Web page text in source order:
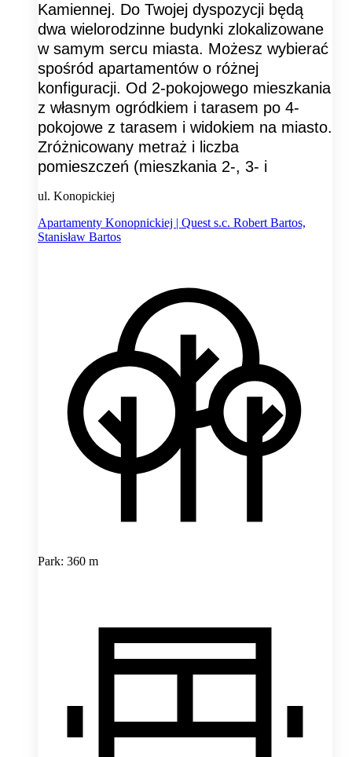
Kamiennej. Do Twojej dyspozycji będą
dwa wielorodzinne budynki zlokalizowane
w samym sercu miasta. Możesz wybierać
spośród apartamentów o różnej
konfiguracji. Od 2-pokojowego mieszkania
z własnym ogródkiem i tarasem po 4-
pokojowe z tarasem i widokiem na miasto.
Zróżnicowany metraż i liczba
pomieszczeń (mieszkania 2-, 3- i
ul. Konopickiej
Apartamenty Konopnickiej | Quest s.c. Robert Bartos,
Stanisław Bartos
Park: 360 m